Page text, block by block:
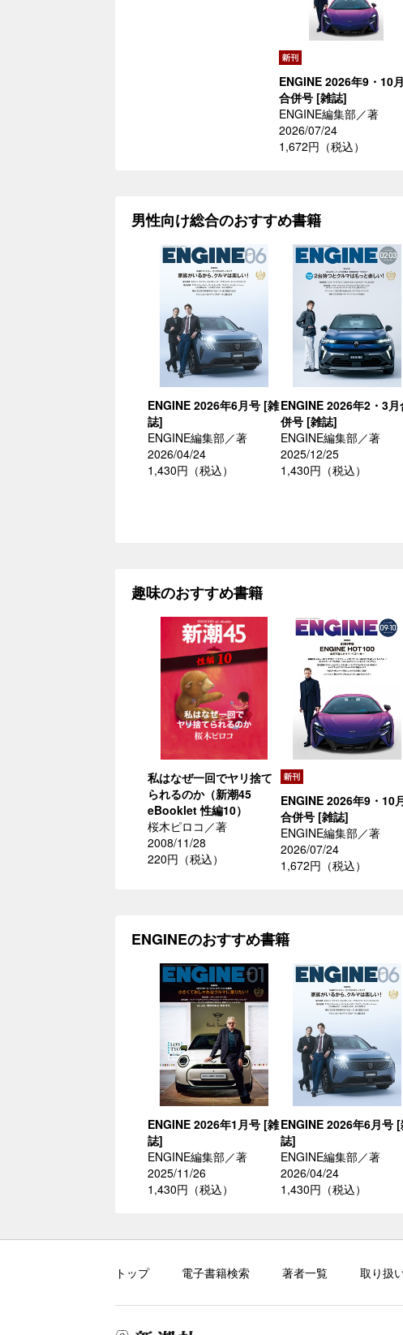
ENGINE 2026年9・10月
合併号 [雑誌]
ENGINE編集部／著
2026/07/24
1,672円（税込）
男性向け総合のおすすめ書籍
ENGINE 2026年6月号 [雑
誌]
ENGINE編集部／著
2026/04/24
1,430円（税込）
ENGINE 2026年2・3月
併号 [雑誌]
ENGINE編集部／著
2025/12/25
1,430円（税込）
趣味のおすすめ書籍
私はなぜ一回でヤリ捨て
られるのか（新潮45
eBooklet 性編10）
桜木ピロコ／著
2008/11/28
220円（税込）
ENGINE 2026年9・10
合併号 [雑誌]
ENGINE編集部／著
2026/07/24
1,672円（税込）
ENGINEのおすすめ書籍
ENGINE 2026年1月号 [雑
誌]
ENGINE編集部／著
2025/11/26
1,430円（税込）
ENGINE 2026年6月号
誌]
ENGINE編集部／著
2026/04/24
1,430円（税込）
トップ 電子書籍検索 著者一覧 取り扱